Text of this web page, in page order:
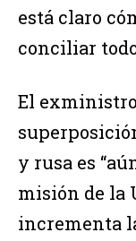
está claro
conciliar todo
El
y rusa es
misión de la
incrementa